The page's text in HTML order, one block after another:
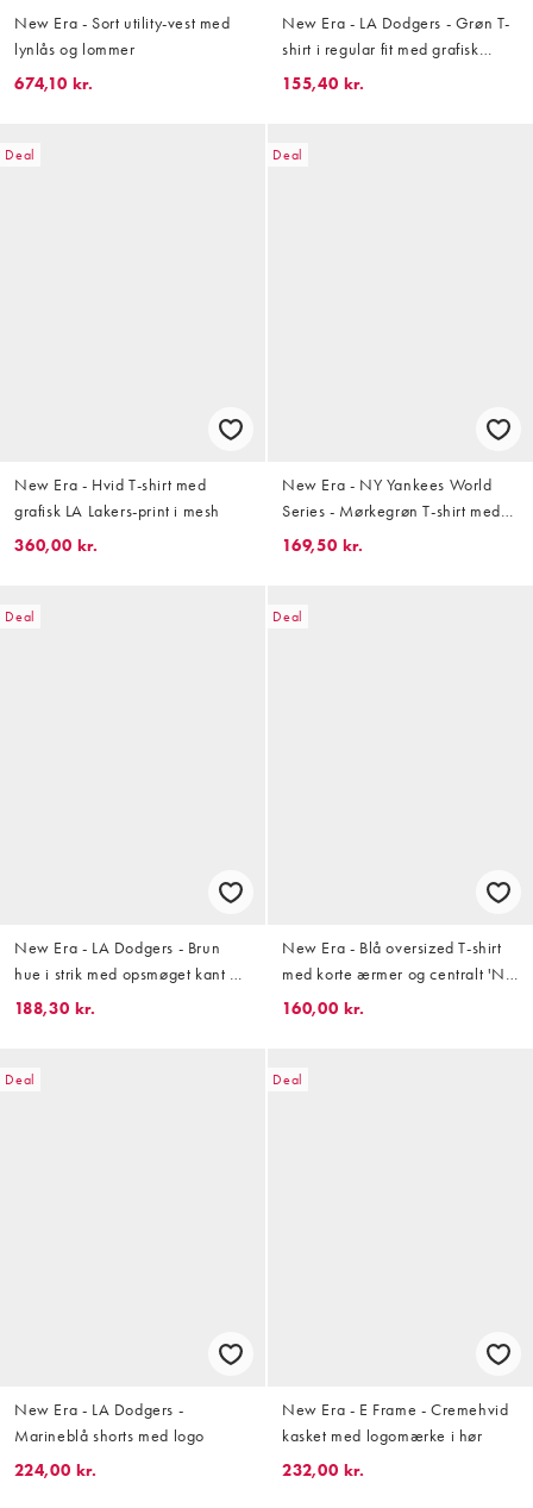
New Era - Sort utility-vest med
lynlås og lommer
674,10 kr.
New Era - LA Dodgers - Grøn T-
shirt i regular fit med grafisk
logoprint
155,40 kr.
Deal
New Era - Hvid T-shirt med
grafisk LA Lakers-print i mesh
360,00 kr.
Deal
New Era - NY Yankees World
Series - Mørkegrøn T-shirt med
grafisk print på ryggen
169,50 kr.
Deal
New Era - LA Dodgers - Brun
hue i strik med opsmøget kant og
logo
188,30 kr.
Deal
New Era - Blå oversized T-shirt
med korte ærmer og centralt 'NY
Yankees'-logo
160,00 kr.
Deal
New Era - LA Dodgers -
Marineblå shorts med logo
224,00 kr.
Deal
New Era - E Frame - Cremehvid
kasket med logomærke i hør
232,00 kr.